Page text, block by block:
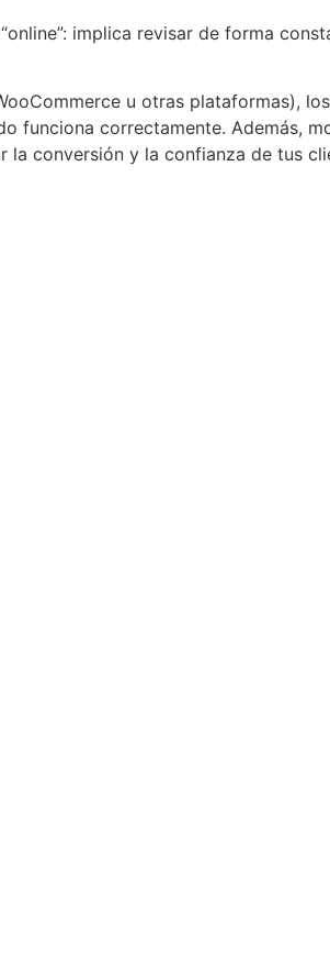
implica revisar de forma
u otras plataformas),
funciona correctamente. Además,
la conversión y la confianza de tus